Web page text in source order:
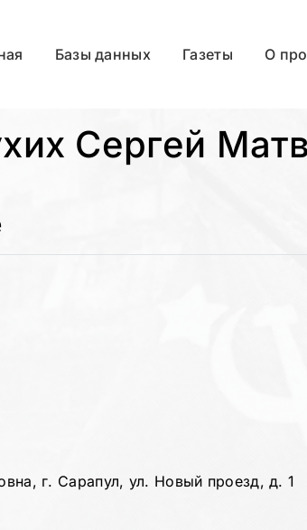
Базы данных Газеты О
Сергей
г. Сарапул, ул. Новый проезд, д. 1